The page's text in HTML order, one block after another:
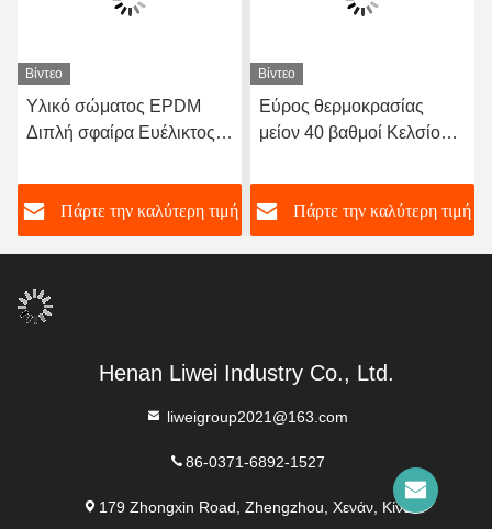
Βίντεο
Υλικό σώματος EPDM
Διπλή σφαίρα Ευέλικτος
από καουτσούκ
σχεδιασμένος με φτερωτά
άκρα που εξασφαλίζουν τη
στα συστήματα μεταφοράς
υγρών
Πάρτε την καλύτερη τιμή
Βίντεο
Εύρος θερμοκρασίας
μείον 40 βαθμοί Κελσίου
Διπλή σφαιρική εύκαμπτη
σύνδεση από καουτσούκ
Μεγάλη διάρκεια ζωής
Πάρτε την καλύτερη τιμή
Henan Liwei Industry Co., Ltd.
liweigroup2021@163.com
86-0371-6892-1527
179 Zhongxin Road, Zhengzhou, Χενάν, Κίνα